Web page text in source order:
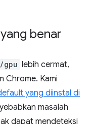
benar
gpu lebih cermat,
Chrome. Kami
yang diinstal di
masalah
dapat mendeteksi